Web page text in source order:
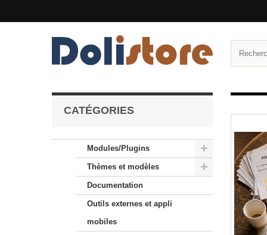
CATÉGORIES
Modules/Plugins
Thèmes et modèles
Documentation
Outils externes et appli
mobiles